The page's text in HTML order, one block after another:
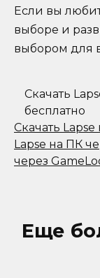
Если вы
выборе и
выбором для
Скачать
бесплатно
Скачать
Lapse на ПК
через
Еще